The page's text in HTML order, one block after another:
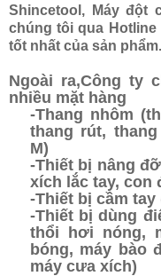
Shincetool, Máy đột
chúng tôi qua
tốt nhất của sản
Ngoài ra,Công ty
nhiều mặt hàng
-Thang nhôm
thang rút,
M)
-Thiết bị nâng
xích lắc tay, con
-Thiết bị cầm
-Thiết bị dùng
thổi hơi nóng,
bóng, máy bào
máy cưa xích)